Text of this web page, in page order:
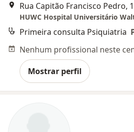
HUWC Hospital Universitário
Primeira consulta Psiquiatria
Mostrar perfil